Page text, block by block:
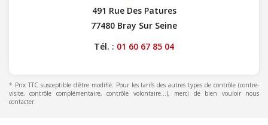
491 Rue Des Patures
77480 Bray Sur Seine
Tél. : 01 60 67 85 04
* Prix TTC susceptible d'être modifié. Pour les tarifs des autres types de contrôle (contre-
visite, contrôle complémentaire, contrôle volontaire...), merci de bien vouloir nous
contacter.